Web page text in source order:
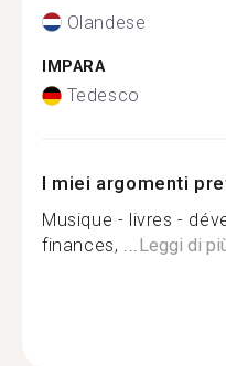
Olandese
IMPARA
Tedesco
I miei argomenti
Musique - livres -
finances, ...Leggi di